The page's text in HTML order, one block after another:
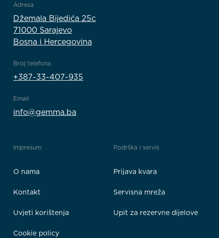
Adresa
Džemala Bijedića 25c
71000 Sarajevo
Bosna i Hercegovina
Broj telefona
+387-33-407-935
Email
info@gemma.ba
Impresum
O nama
Kontakt
Uvjeti korištenja
Cookie policy
Podrška i servis
Prijava kvara
Servisna mreža
Upit za rezervne dijelove